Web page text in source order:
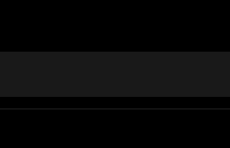
configuráveis, um deles é de 3 minutos, o que é muito